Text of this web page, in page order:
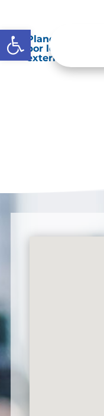
Abrir barra de
Planes de
por los entes
externos o